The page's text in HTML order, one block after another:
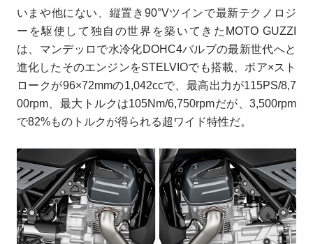
いまや他にない、縦置き90°Vツインで最新テクノロジ
ーを駆使して独自の世界を築いてきたMOTO GUZZI
は、マンデッロで水冷化DOHC4バルブの最新世代へと
進化したそのエンジンをSTELVIOでも搭載、ボア×スト
ロークが96×72mmの1,042ccで、最高出力が115PS/8,7
00rpm、最大トルクは105Nm/6,750rpmだが、3,500rpm
で82%ものトルクが得られる超ワイド特性だ。